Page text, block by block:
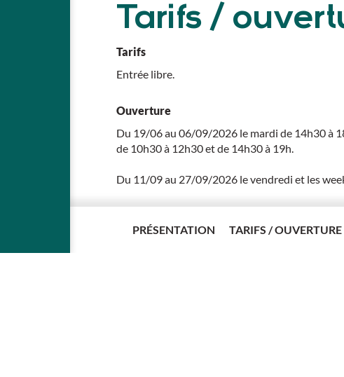
Tarifs /
Tarifs
Entrée libre.
Ouverture
Du 19/06 au 06/09/2026 le mardi de 14h30 à
de 10h30 à 12h30 et de 14h30 à 19h.
Du 11/09 au 27/09/2026 le vendredi et les
Du 02/10 au 01/11/2026 le vendredi et les
PRÉSENTATION
TARIFS / OUVERTURE